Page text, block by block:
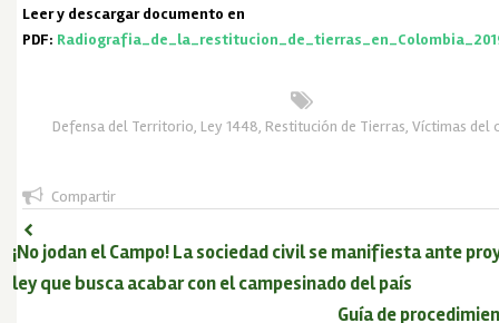
Leer y descargar documento en
PDF:
Defensa del Territorio, Ley 1448, Restitución de Tierras, Víctimas del
Compartir
¡No jodan el Campo! La sociedad civil se manifiesta ante
ley que busca acabar con el campesinado del país
Guía de